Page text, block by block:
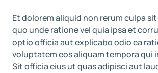
Et dolorem aliquid non rerum culpa
quo unde ratione vel quia ipsa et
optio officia aut explicabo odio ea
voluptatem eos aliquam tempora qui
Sit officia eius ut quas adipisci aut